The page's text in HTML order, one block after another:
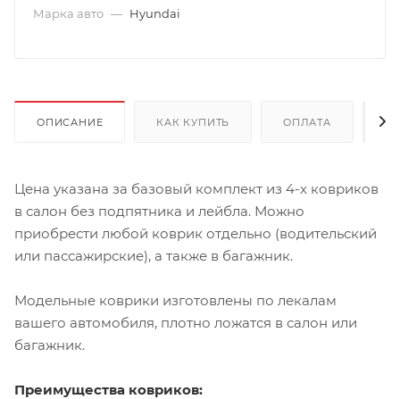
Марка авто — Hyundai
ОПИСАНИЕ КАК КУПИТЬ ОПЛАТА
Цена указана за базовый комплект из 4-х ковриков
в салон без подпятника и лейбла. Можно
приобрести любой коврик отдельно (водительский
или пассажирские), а также в багажник.
Модельные коврики изготовлены по лекалам
вашего автомобиля, плотно ложатся в салон или
багажник.
Преимущества ковриков: